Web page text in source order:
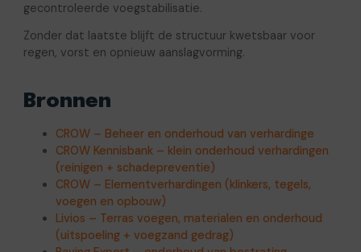
gecontroleerde voegstabilisatie.
Zonder dat laatste blijft de structuur kwetsbaar voor
regen, vorst en opnieuw aanslagvorming.
Bronnen
CROW – Beheer en onderhoud van verhardinge
CROW Kennisbank – klein onderhoud verhardingen
(reinigen + schadepreventie)
CROW – Elementverhardingen (klinkers, tegels,
voegen en opbouw)
Livios – Terras voegen, materialen en onderhoud
(uitspoeling + voegzand gedrag)